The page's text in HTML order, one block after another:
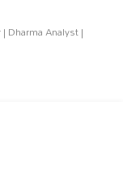
Dharma Analyst |